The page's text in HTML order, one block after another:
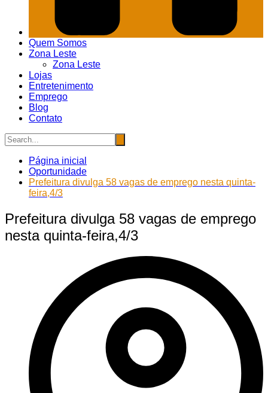
Quem Somos
Zona Leste
Zona Leste
Lojas
Entretenimento
Emprego
Blog
Contato
Página inicial
Oportunidade
Prefeitura divulga 58 vagas de emprego nesta quinta-
feira,4/3
Prefeitura divulga 58 vagas de emprego
nesta quinta-feira,4/3